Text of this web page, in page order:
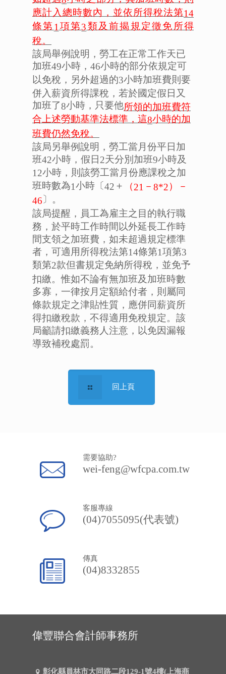
應計入總時數內，並依所得稅法第14
條第1 項第3類及前揭規定徵免所得
稅。
該局舉例說明，勞工在正常工作天已
加班49小時， 46小時的部分依規定可
以免稅，另外超過的3小時加班費則要
併入薪資所得課稅，若於國定假日又
加班了8小時，只要他所領的加班費符
合上述勞動基準法標準，這8小時的加
班費仍然免稅。
該局另舉例說明，勞工當月份平日加
班42小時，假日2天分別加班9小時及
12小時，則該勞工當月份應課稅之加
班時數為1小時〔42 ＋ （21 － 8*2）－
46〕。
該局提醒，員工為雇主之目的執行職
務，於平時工作時間以外延長工作時
間支領之加班費，如未超過規定標準
者，可適用所得稅法第14條第1項第3
類第2款但書規定免納所得稅，並免予
扣繳。惟如不論有無加班及加班時數
多寡，一律按月定額給付者，則屬同
條款規定之津貼性質，應併同薪資所
得扣繳稅款，不得適用免稅規定。該
局籲請扣繳義務人注意，以免因漏報
導致補稅處罰。
回上頁
需要協助?
wei-feng@wfcpa.com.tw
客服專線
(04)7055095(代表號)
傳真
(04)8332855
偉豐聯合會計師事務所
彰化縣員林市大同路二段129-1號4樓(上海商